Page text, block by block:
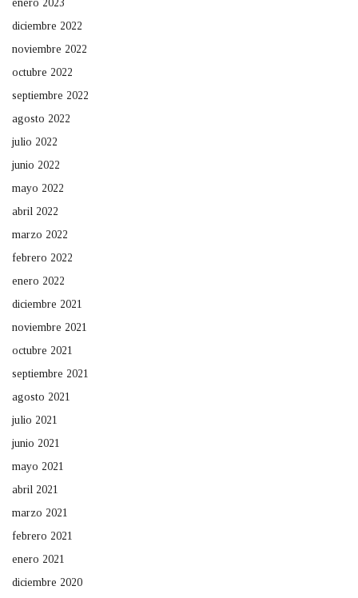
enero 2023
diciembre 2022
noviembre 2022
octubre 2022
septiembre 2022
agosto 2022
julio 2022
junio 2022
mayo 2022
abril 2022
marzo 2022
febrero 2022
enero 2022
diciembre 2021
noviembre 2021
octubre 2021
septiembre 2021
agosto 2021
julio 2021
junio 2021
mayo 2021
abril 2021
marzo 2021
febrero 2021
enero 2021
diciembre 2020